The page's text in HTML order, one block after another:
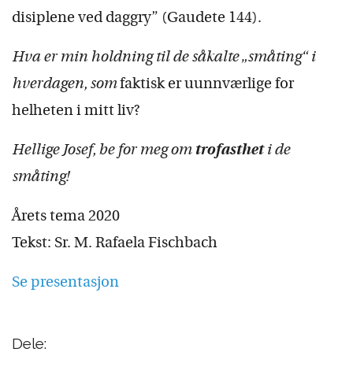
disiplene ved daggry” (Gaudete 144).
Hva er min holdning til de såkalte „småting“ i
hverdagen, somfaktisk er uunnværlige for
helheten i mitt liv?
Hellige Josef, be for meg om trofastheti de
småting!
Årets tema 2020
Tekst: Sr. M. Rafaela Fischbach
Se presentasjon
Dele: